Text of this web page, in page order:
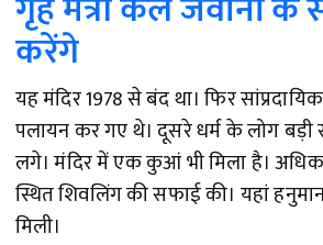
करेंगे
यह मंदिर 1978 से बंद था। फिर
पलायन कर गए थे। दूसरे धर्म के लोग बड़ी
लगे। मंदिर में एक कुआं भी मिला है।
स्थित शिवलिंग की सफाई की। यहां
मिली।